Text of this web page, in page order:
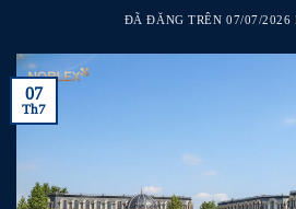
ĐÃ ĐĂNG TRÊN07/07/2026
07
Th7